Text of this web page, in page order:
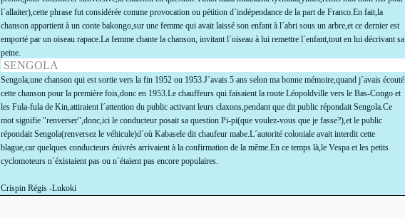
l´allaiter),cette phrase fut considérée comme provocation ou pétition d´indépendance de la part de Franco.En fait,la
chanson appartient à un conte bakongo,sur une femme qui avait laissé son enfant à l´abri sous un arbre,et ce dernier est
emporté par un oiseau rapace.La femme chante la chanson, invitant l´oiseau à lui remettre l´enfant,tout en lui décrivant sa
peine.
SENGOLA
Sengola,une chanson qui est sortie vers la fin 1952 ou 1953.J´avais 5 ans selon ma bonne mémoire,quand j´avais écouté
cette chanson pour la première fois,donc en 1953.Le chauffeurs qui faisaient la route Léopoldville vers le Bas-Congo et
les Fula-fula de Kin,attiraient l´attention du public activant leurs claxons,pendant que dit public répondait Sengola.Ce
mot signifie "renverser",donc,ici le conducteur posait sa question Pi-pi(que voulez-vous que je fasse?),et le public
répondait Sengola(renversez le véhicule)d´où Kabasele dit chaufeur mabe.L´autorité coloniale avait interdit cette
blague,car quelques conducteurs énivrés arrivaient à la confirmation de la même.En ce temps là,le Vespa et les petits
cyclomoteurs n´éxistaient pas ou n´étaient pas encore populaires.
Crispin Régis -Lukoki